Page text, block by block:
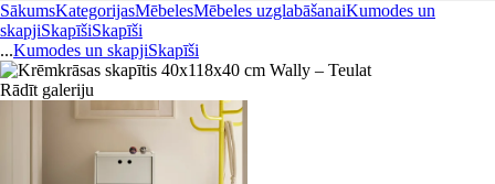
SākumsKategorijasMēbelesMēbeles uzglabāšanaiKumodes un
skapjiSkapīšiSkapīši
...Kumodes un skapjiSkapīši
Rādīt galeriju